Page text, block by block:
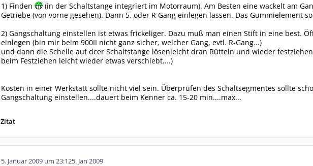
1) Finden
(in der Schaltstange integriert im Motorraum). Am Besten eine wackelt am
Getriebe (von vorne gesehen). Dann 5. oder R Gang einlegen lassen. Das Gummielement
2) Gangschaltung einstellen ist etwas frickeliger. Dazu muß man einen Stift in eine best.
einlegen (bin mir beim 900II nicht ganz sicher, welcher Gang, evtl. R-Gang...)
und dann die Schelle auf dcer Schaltstange lösenleicht dran Rütteln und wieder
beim Festziehen leicht wieder etwas verschiebt....)
Kosten in einer Werkstatt sollte nicht viel sein. Überprüfen des Schaltsegmentes sollte
Gangschaltung einstellen....dauert beim Kenner ca. 15-20 min....max...
Zitat
5. Januar 2009 um 23:125. Jan 2009